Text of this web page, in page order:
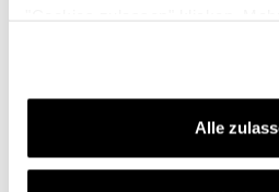
erfahren Sie in unserer
Impressum.
Alle